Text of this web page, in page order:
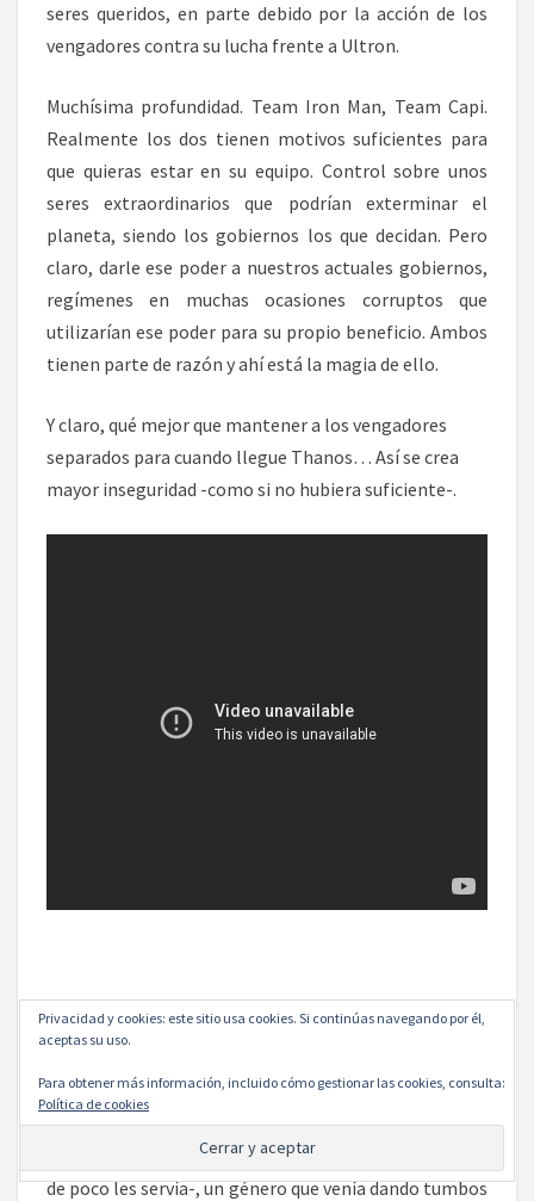
seres queridos, en parte debido por la acción de los
vengadores contra su lucha frente a Ultron.
Muchísima profundidad. Team Iron Man, Team Capi.
Realmente los dos tienen motivos suficientes para
que quieras estar en su equipo. Control sobre unos
seres extraordinarios que podrían exterminar el
planeta, siendo los gobiernos los que decidan. Pero
claro, darle ese poder a nuestros actuales gobiernos,
regímenes en muchas ocasiones corruptos que
utilizarían ese poder para su propio beneficio. Ambos
tienen parte de razón y ahí está la magia de ello.
Y claro, qué mejor que mantener a los vengadores
separados para cuando llegue Thanos… Así se crea
mayor inseguridad -como si no hubiera suficiente-.
5: Iron Man (2008)
la MCU fuese una realidad. Lo apostaron todo. Un
actor totalmente acabado públicamente -estaba
haciendo buenas películas, pero a los tabloides esto
de poco les servía-, un género que venía dando tumbos
Privacidad y cookies: este sitio usa cookies. Si continúas navegando por él,
aceptas su uso.
Para obtener más información, incluido cómo gestionar las cookies, consulta:
Política de cookies